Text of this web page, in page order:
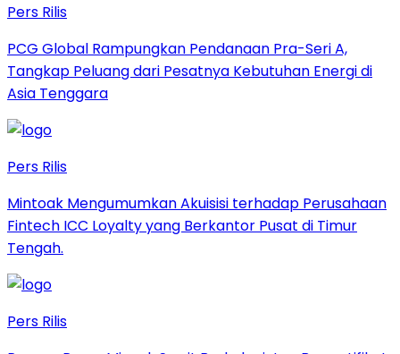
Pers Rilis
PCG Global Rampungkan Pendanaan Pra-Seri A,
Tangkap Peluang dari Pesatnya Kebutuhan Energi di
Asia Tenggara
Pers Rilis
Mintoak Mengumumkan Akuisisi terhadap Perusahaan
Fintech ICC Loyalty yang Berkantor Pusat di Timur
Tengah.
Pers Rilis